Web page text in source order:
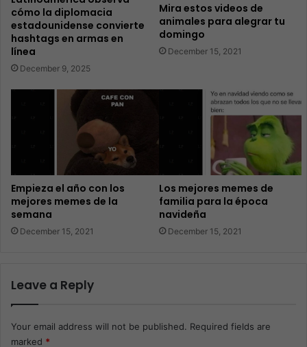
cómo la diplomacia
estadounidense convierte
hashtags en armas en
línea
December 9, 2025
Mira estos videos de
animales para alegrar tu
domingo
December 15, 2021
Empieza el año con los
mejores memes de la
semana
December 15, 2021
Los mejores memes de
familia para la época
navideña
December 15, 2021
Leave a Reply
Your email address will not be published. Required fields are
marked *